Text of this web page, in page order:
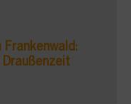
Frankenwald: